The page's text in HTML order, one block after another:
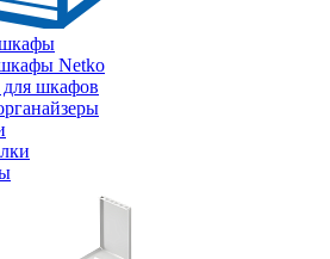
Netko
шкафов